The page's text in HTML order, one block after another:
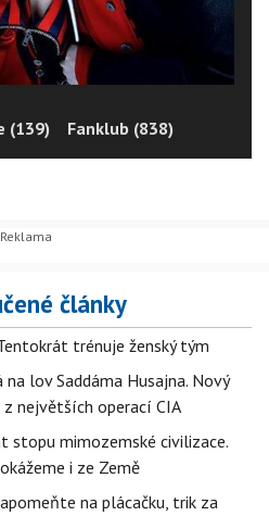
(139) Fanklub (838)
články
trénuje ženský tým
lov Saddáma Husajna. Nový
z největších operací CIA
stopu mimozemské civilizace.
i ze Země
na plácačku, trik za